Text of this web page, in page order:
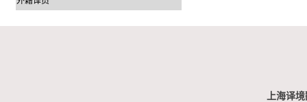
上海译